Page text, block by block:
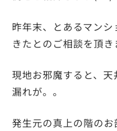
昨年末、とあるマン
きたとのご相談を頂き
現地お邪魔すると、
漏れが。。
発生元の真上の階の